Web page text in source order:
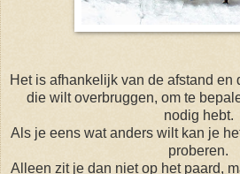
Het is afhankelijk van de afstand
die wilt overbruggen, om te
nodig hebt.
Als je eens wat anders wilt kan je
proberen.
Alleen zit je dan niet op het paard,